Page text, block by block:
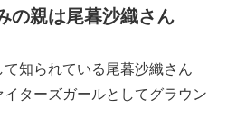
の親は尾暮沙織さん
知られている尾暮沙織さん
ターズガールとしてグラウン